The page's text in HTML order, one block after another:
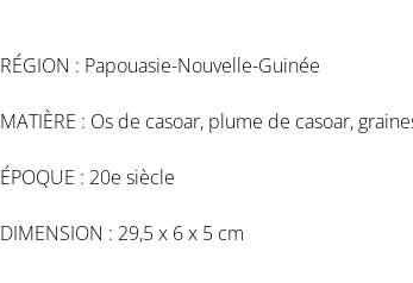
RÉGION : Papouasie-Nouvelle-Guinée
MATIÈRE : Os de casoar, plume de casoar,
ÉPOQUE : 20e siècle
DIMENSION : 29,5 x 6 x 5 cm